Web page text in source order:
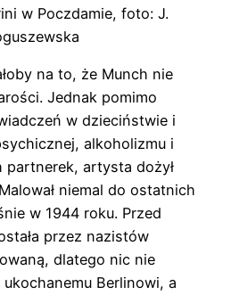
w Poczdamie, foto: J.
na to, że Munch nie
Jednak pomimo
w dzieciństwie i
alkoholizmu i
artysta dożył
niemal do ostatnich
w 1944 roku. Przed
przez nazistów
dlatego nic nie
Berlinowi, a